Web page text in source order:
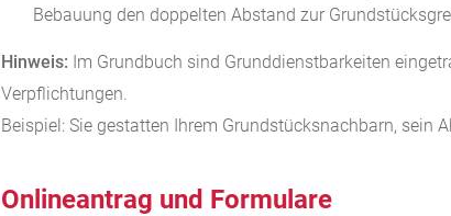
Bebauung den doppelten Abstand zur
Hinweis: Im Grundbuch sind Grunddienstbarkeiten
Verpflichtungen.
Beispiel: Sie gestatten Ihrem Grundstücksnachbarn, sein
Onlineantrag und Formulare